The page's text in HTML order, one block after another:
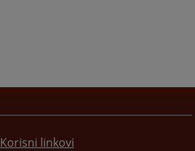
Korisni linkovi